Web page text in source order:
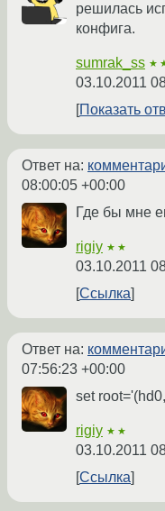
решилась
конфига.
sumrak_ss
03.10.2011
Показать
Ответ на:
08:00:05 +00:00
Где бы мне
rigiy ★★
03.10.2011
Ссылка
Ответ на:
07:56:23 +00:00
set
rigiy ★★
03.10.2011
Ссылка